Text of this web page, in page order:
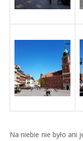
Na niebie nie było ani